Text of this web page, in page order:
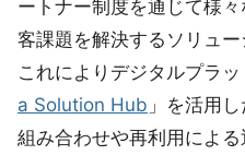
ートナー制度を通じて様
客課題を解決するソリュー
これによりデジタルプラ
a Solution Hub 」を活用
組み合わせや再利用によ